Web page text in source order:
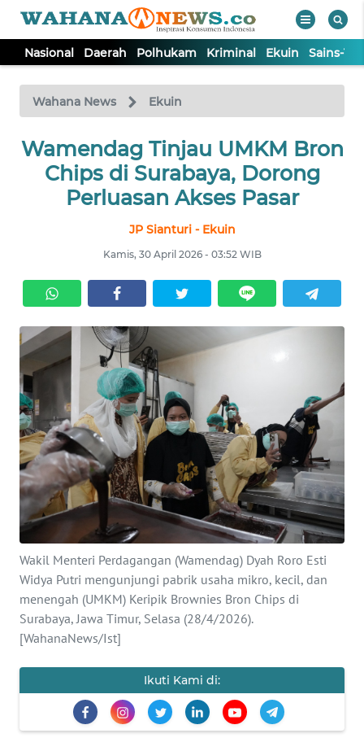
Nasional Daerah Polhukam Kriminal Ekuin Sains-
Wahana News Ekuin
Wamendag Tinjau UMKM Bron
Chips di Surabaya, Dorong
Perluasan Akses Pasar
JP Sianturi - Ekuin
Kamis, 30 April 2026 - 03:52 WIB
Wakil Menteri Perdagangan (Wamendag) Dyah Roro Esti
Widya Putri mengunjungi pabrik usaha mikro, kecil, dan
menengah (UMKM) Keripik Brownies Bron Chips di
Surabaya, Jawa Timur, Selasa (28/4/2026).
[WahanaNews/Ist]
Ikuti Kami di:
TV
Tutup
NASIONAL
DAERAH
KRIMINAL
EKUIN
SAINS-TEKNO
KESEHATAN
INTERNASIONAL
SERBA-SERBI
PENDIDIKAN
OLAHRAGA
OPINI
EDITORIAL
Informasi